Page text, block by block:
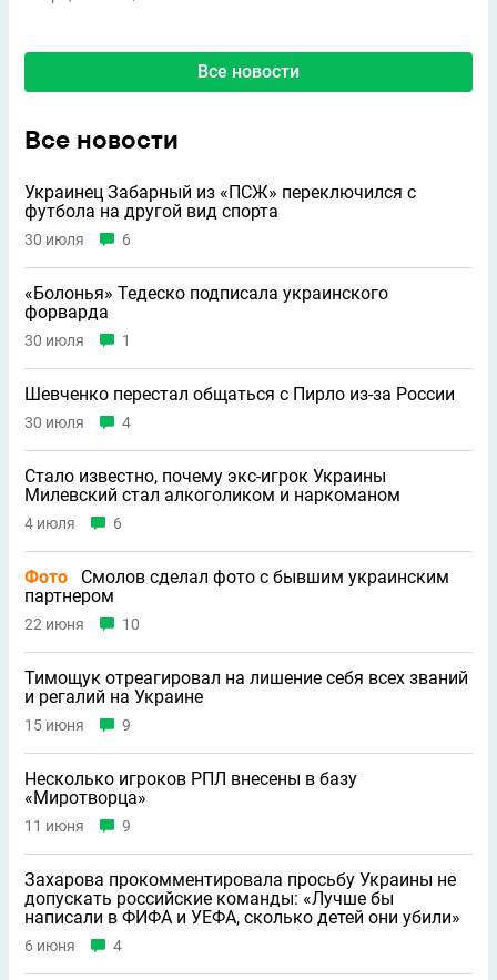
Все новости
Все новости
Украинец Забарный из «ПСЖ» переключился с
футбола на другой вид спорта
30 июля 6
«Болонья» Тедеско подписала украинского
форварда
30 июля 1
Шевченко перестал общаться с Пирло из-за России
30 июля 4
Стало известно, почему экс-игрок Украины
Милевский стал алкоголиком и наркоманом
4 июля 6
Фото
Смолов сделал фото с бывшим украинским
партнером
22 июня 10
Тимощук отреагировал на лишение себя всех званий
и регалий на Украине
15 июня 9
Несколько игроков РПЛ внесены в базу
«Миротворца»
11 июня 9
Захарова прокомментировала просьбу Украины не
допускать российские команды: «Лучше бы
написали в ФИФА и УЕФА, сколько детей они убили»
6 июня 4